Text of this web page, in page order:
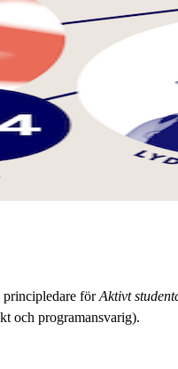
principledare förAktivt
och programansvarig).